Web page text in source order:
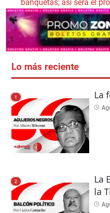
banquetas; así será el
Lo más reciente
1 La
2
La
la